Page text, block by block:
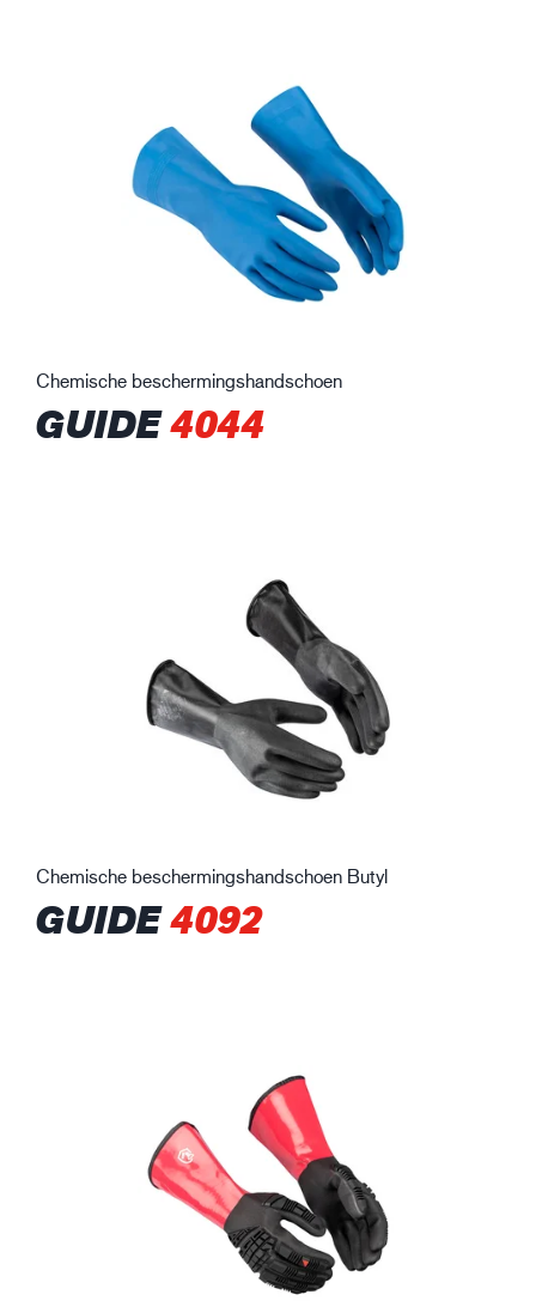
Chemische beschermingshandschoen
GUIDE4044
Chemische beschermingshandschoen Butyl
GUIDE4092